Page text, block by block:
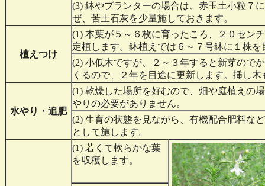
(3) 鉢やプランターの場合は、赤玉土小粒７
ぜ、苦土石灰を少量施しておきます。
植えつけ
(1) 本葉が５～６枚に育ったころ、２０セン
定植します。鉢植えでは６～７号鉢に１株を
(2) 小低木ですが、２～３年すると新芽ので
くるので、２年を目途に更新します。挿し木
水やり・追肥
(1) 乾燥した場所を好むので、畑や庭植えの
やりの必要がありません。
(2) 生育の状態を見ながら、有機配合肥料な
として施します。
(1) 若くて軟らかな葉
を収穫します。